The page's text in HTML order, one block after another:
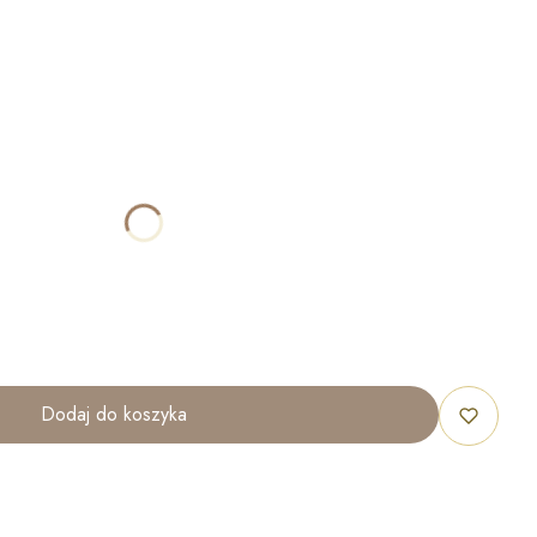
W ZALEŻNOŚCI OD WZORU
Dodaj do koszyka